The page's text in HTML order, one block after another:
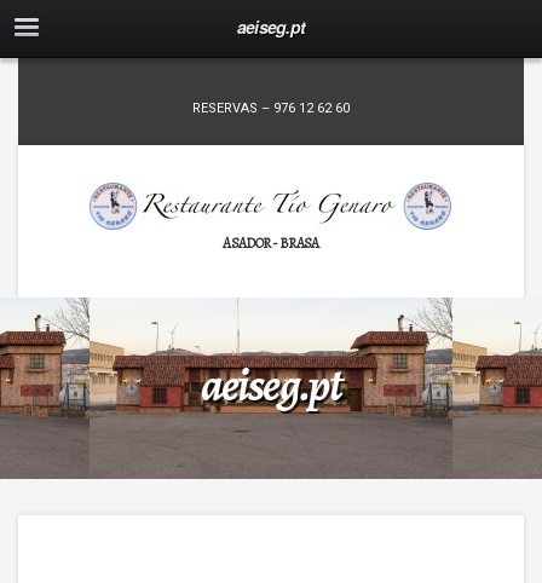
aeiseg.pt
RESERVAS – 976 12 62 60
ASADOR - BRASA
aeiseg.pt